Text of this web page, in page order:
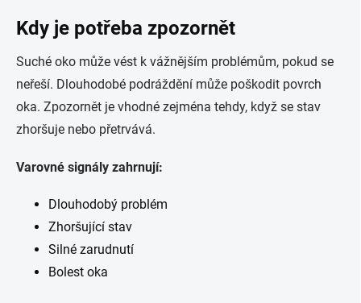
Kdy je potřeba zpozornět
Suché oko může vést k vážnějším problémům, pokud se
neřeší. Dlouhodobé podráždění může poškodit povrch
oka. Zpozornět je vhodné zejména tehdy, když se stav
zhoršuje nebo přetrvává.
Varovné signály zahrnují:
Dlouhodobý problém
Zhoršující stav
Silné zarudnutí
Bolest oka